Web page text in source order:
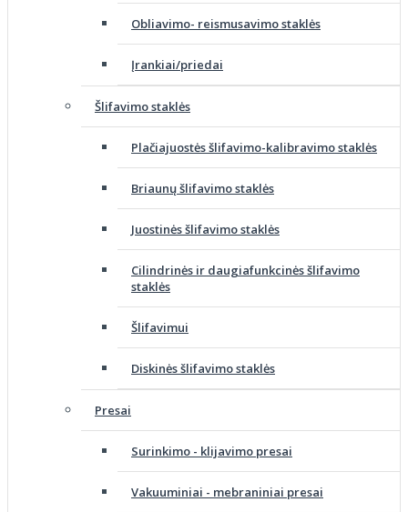
Obliavimo- reismusavimo staklės
Įrankiai/priedai
Šlifavimo staklės
Plačiajuostės šlifavimo-kalibravimo staklės
Briaunų šlifavimo staklės
Juostinės šlifavimo staklės
Cilindrinės ir daugiafunkcinės šlifavimo
staklės
Šlifavimui
Diskinės šlifavimo staklės
Presai
Surinkimo - klijavimo presai
Vakuuminiai - mebraniniai presai